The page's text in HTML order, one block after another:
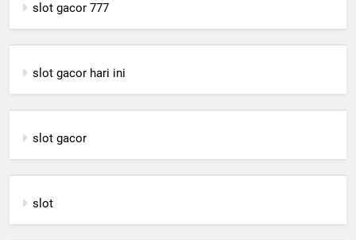
slot gacor 777
slot gacor hari ini
slot gacor
slot